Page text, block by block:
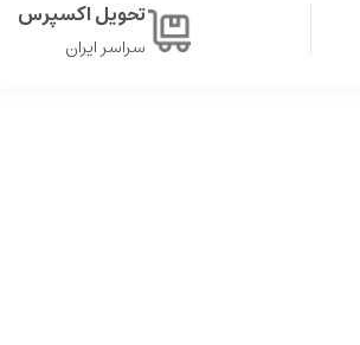
تحویل اکسپرس
سراسر ایران